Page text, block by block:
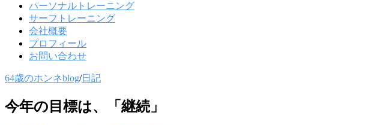
パーソナルトレーニング
サーフトレーニング
会社概要
プロフィール
お問い合わせ
64歳のホンネblog/日記
今年の目標は、「継続」